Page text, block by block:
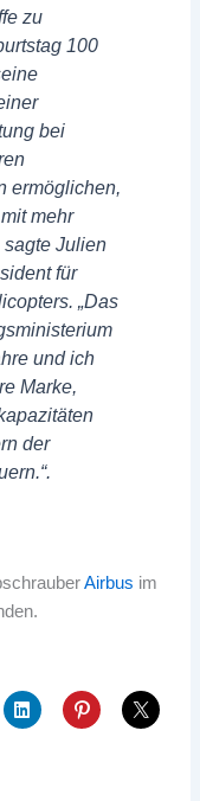
zu
100
bei
ermöglichen,
mehr
Julien
für
„Das
und ich
Marke,
der
Airbus im